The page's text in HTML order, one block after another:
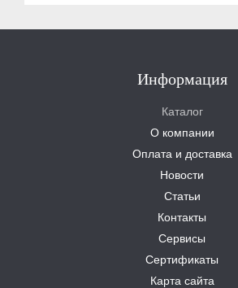
Информация
Каталог
О компании
Оплата и доставка
Новости
Статьи
Контакты
Сервисы
Сертификаты
Карта сайта